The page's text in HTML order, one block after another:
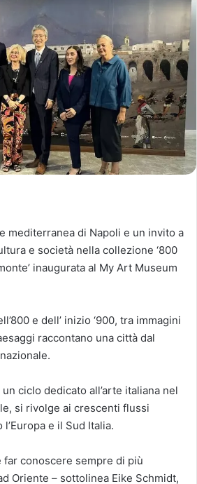
mediterranea di Napoli e un invito a
e società nella collezione ‘800
inaugurata al My Art Museum
e dell’ inizio ‘900, tra immagini
raccontano una città dal
ciclo dedicato all’arte italiana nel
si rivolge ai crescenti flussi
e il Sud Italia.
far conoscere sempre di più
Oriente – sottolinea Eike Schmidt,